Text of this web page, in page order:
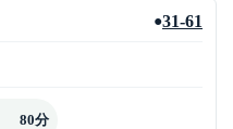
●31-61
80分